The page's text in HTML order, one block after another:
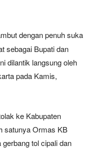
dengan penuh suka
sebagai Bupati dan
dilantik langsung oleh
pada Kamis,
ke Kabupaten
satunya Ormas KB
tol cipali dan